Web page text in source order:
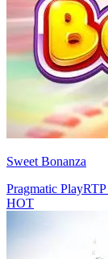
Sweet Bonanza
Pragmatic PlayRTP
HOT